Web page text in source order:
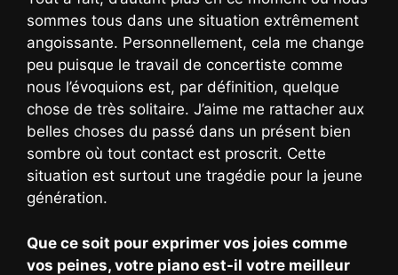
sommes tous dans une situation extrêmement
angoissante. Personnellement, cela me change
peu puisque le travail de concertiste comme
nous l’évoquions est, par définition, quelque
chose de très solitaire. J’aime me rattacher aux
belles choses du passé dans un présent bien
sombre où tout contact est proscrit. Cette
situation est surtout une tragédie pour la jeune
génération.
Que ce soit pour exprimer vos joies comme
vos peines, votre piano est-il votre meilleur